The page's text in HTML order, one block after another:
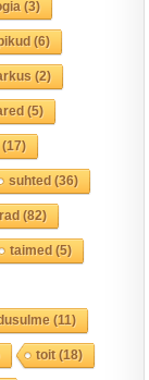
(3)
(6)
(2)
(5)
(17)
suhted(36)
(82)
taimed(5)
(11)
toit(18)